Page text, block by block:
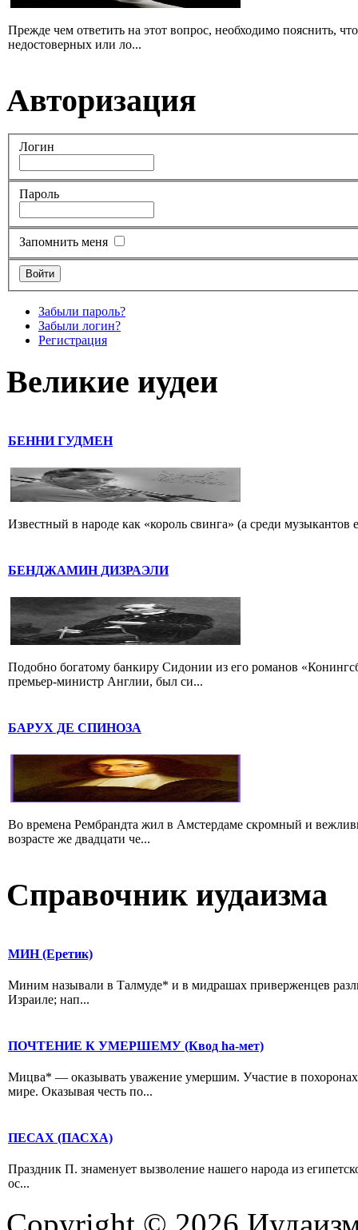
Прежде чем ответить на этот вопрос, необходимо пояснить,
недостоверных или ло...
Авторизация
Логин
Пароль
Запомнить меня
Забыли пароль?
Забыли логин?
Регистрация
Великие иудеи
БЕННИ ГУДМЕН
Известный в народе как «король свинга» (а среди
БЕНДЖАМИН ДИЗРАЭЛИ
Подобно богатому банкиру Сидонии из его романов
премьер-министр Англии, был си...
БАРУХ ДЕ СПИНОЗА
Во времена Рембрандта жил в Амстердаме скромный и
возрасте же двадцати че...
Справочник иудаизма
МИН (Еретик)
Миним называли в Талмуде* и в мидрашах приверженцев
Израиле; нап...
ПОЧТЕНИЕ К УМЕРШЕМУ (Квод hа-мет)
Мицва* — оказывать уважение умершим. Участие в похоронах
мире. Оказывая честь по...
ПЕСАХ (ПАСХА)
Праздник П. знаменует вызволение нашего народа из
ос...